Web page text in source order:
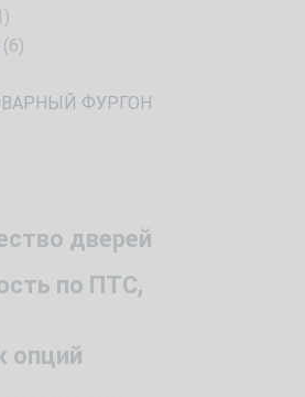
(6)
ФУРГОН
дверей
по ПТС,
опций